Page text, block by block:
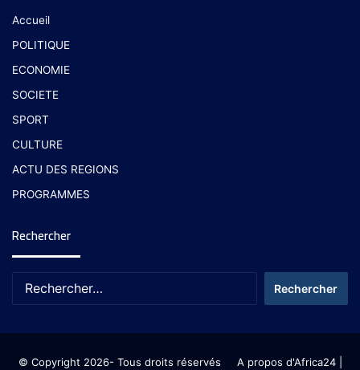
Accueil
POLITIQUE
ECONOMIE
SOCIETE
SPORT
CULTURE
ACTU DES REGIONS
PROGRAMMES
Rechercher
© Copyright 2026- Tous droits réservés A propos d'Africa24|